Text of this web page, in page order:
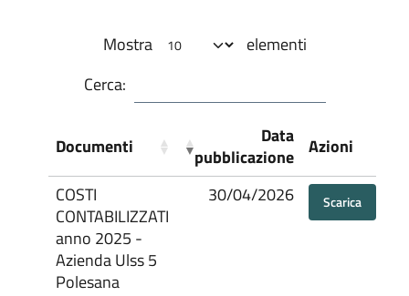
Mostra
elementi
Cerca:
Documenti
Data
pubblicazione
Azioni
COSTI
CONTABILIZZATI
anno 2025 -
Azienda Ulss 5
Polesana
30/04/2026 Scarica